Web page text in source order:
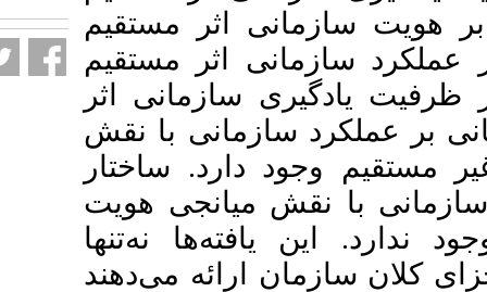
اثر مستقیم
اثر مستقیم
سازمانی اثر
سازمانی با نقش
دارد. ساختار
میانجی هویت
یافته‌ها نه‌تنها
ارائه می‌دهند